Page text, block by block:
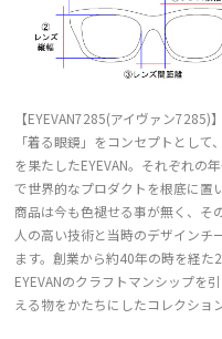
【EYEVAN7285(アイヴァン7285)
「着る眼鏡」をコンセプトとし
を果たしたEYEVAN。それぞれの
で世界的なプロダクトを根底に置
商品は今も色褪せる事が無く、そ
人の高い技術と当時のデザインチ
ます。創業から約40年の時を経
EYEVANのクラフトマンシップを
える物をかたちにしたコレクショ